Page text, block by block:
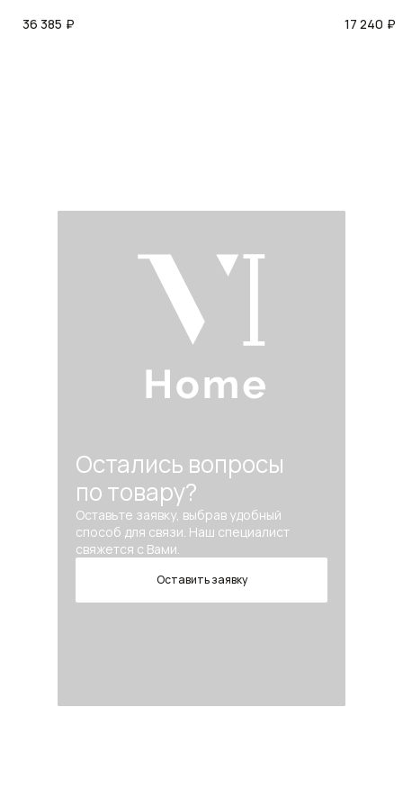
36 385 ₽ 17 240 ₽
Остались вопросы
по товару?
Оставьте заявку, выбрав удобный
способ для связи. Наш специалист
свяжется с Вами.
Оставить заявку